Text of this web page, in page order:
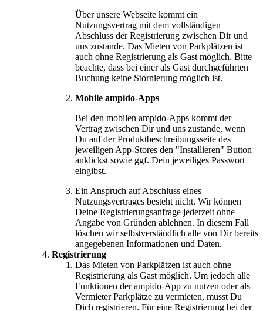
Über unsere Webseite kommt ein
Nutzungsvertrag mit dem vollständigen
Abschluss der Registrierung zwischen Dir und
uns zustande. Das Mieten von Parkplätzen ist
auch ohne Registrierung als Gast möglich. Bitte
beachte, dass bei einer als Gast durchgeführten
Buchung keine Stornierung möglich ist.
Mobile ampido-Apps
Bei den mobilen ampido-Apps kommt der
Vertrag zwischen Dir und uns zustande, wenn
Du auf der Produktbeschreibungsseite des
jeweiligen App-Stores den "Installieren" Button
anklickst sowie ggf. Dein jeweiliges Passwort
eingibst.
Ein Anspruch auf Abschluss eines
Nutzungsvertrages besteht nicht. Wir können
Deine Registrierungsanfrage jederzeit ohne
Angabe von Gründen ablehnen. In diesem Fall
löschen wir selbstverständlich alle von Dir bereits
angegebenen Informationen und Daten.
Registrierung
Das Mieten von Parkplätzen ist auch ohne
Registrierung als Gast möglich. Um jedoch alle
Funktionen der ampido-App zu nutzen oder als
Vermieter Parkplätze zu vermieten, musst Du
Dich registrieren. Für eine Registrierung bei der